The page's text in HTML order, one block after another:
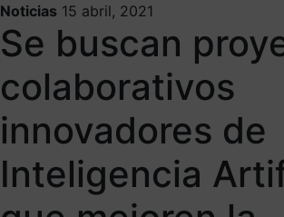
Noticias 15 abril, 2021
Se buscan
colaborativos
innovadores de
Inteligencia